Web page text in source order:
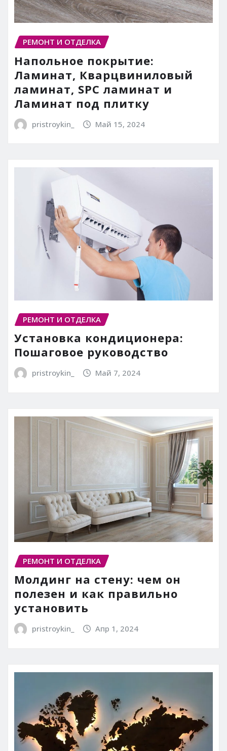
РЕМОНТ И ОТДЕЛКА
Напольное покрытие:
Ламинат, Кварцвиниловый
ламинат, SPC ламинат и
Ламинат под плитку
pristroykin_ Май 15, 2024
РЕМОНТ И ОТДЕЛКА
Установка кондиционера:
Пошаговое руководство
pristroykin_ Май 7, 2024
РЕМОНТ И ОТДЕЛКА
Молдинг на стену: чем он
полезен и как правильно
установить
pristroykin_ Апр 1, 2024